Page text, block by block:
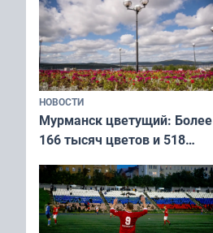
НОВОСТИ
Мурманск цветущий: Более
166 тысяч цветов и 518